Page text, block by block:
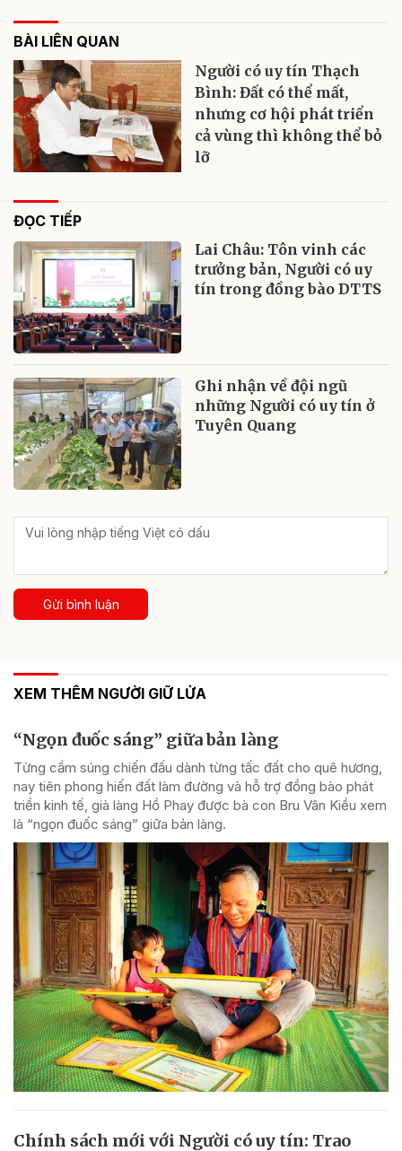
BÀI LIÊN QUAN
Người có uy tín Thạch
Bình: Đất có thể mất,
nhưng cơ hội phát triển
cả vùng thì không thể bỏ
lỡ
ĐỌC TIẾP
Lai Châu: Tôn vinh các
trưởng bản, Người có uy
tín trong đồng bào DTTS
Ghi nhận về đội ngũ
những Người có uy tín ở
Tuyên Quang
Gửi bình luận
XEM THÊM NGƯỜI GIỮ LỬA
“Ngọn đuốc sáng” giữa bản làng
Từng cầm súng chiến đấu dành từng tấc đất cho quê hương,
nay tiên phong hiến đất làm đường và hỗ trợ đồng bào phát
triển kinh tế, già làng Hồ Phay được bà con Bru Vân Kiều xem
là “ngọn đuốc sáng” giữa bản làng.
Chính sách mới với Người có uy tín: Trao